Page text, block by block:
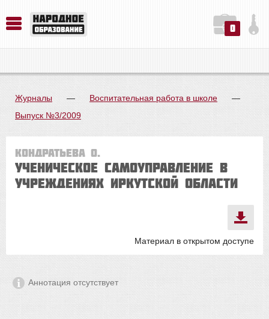
0
Журналы — Воспитательная работа в школе
—
Выпуск №3/2009
Кондратьева О.
Ученическое самоуправление в
учреждениях Иркутской области
Материал в открытом доступе
Аннотация отсутствует